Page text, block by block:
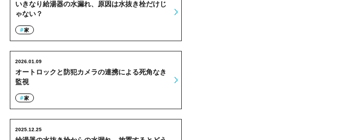
いきなり給湯器の水漏れ、原因は水抜き栓だけじ
ゃない？
家
オートロックと防犯カメラの連携による死角なき
監視
2026.01.09
家
2025.12.25